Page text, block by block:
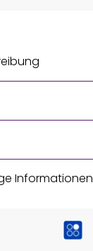
Informationen